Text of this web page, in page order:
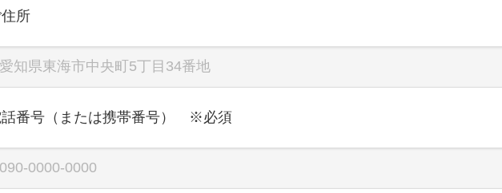
所
話番号（または携帯番号） ※必須